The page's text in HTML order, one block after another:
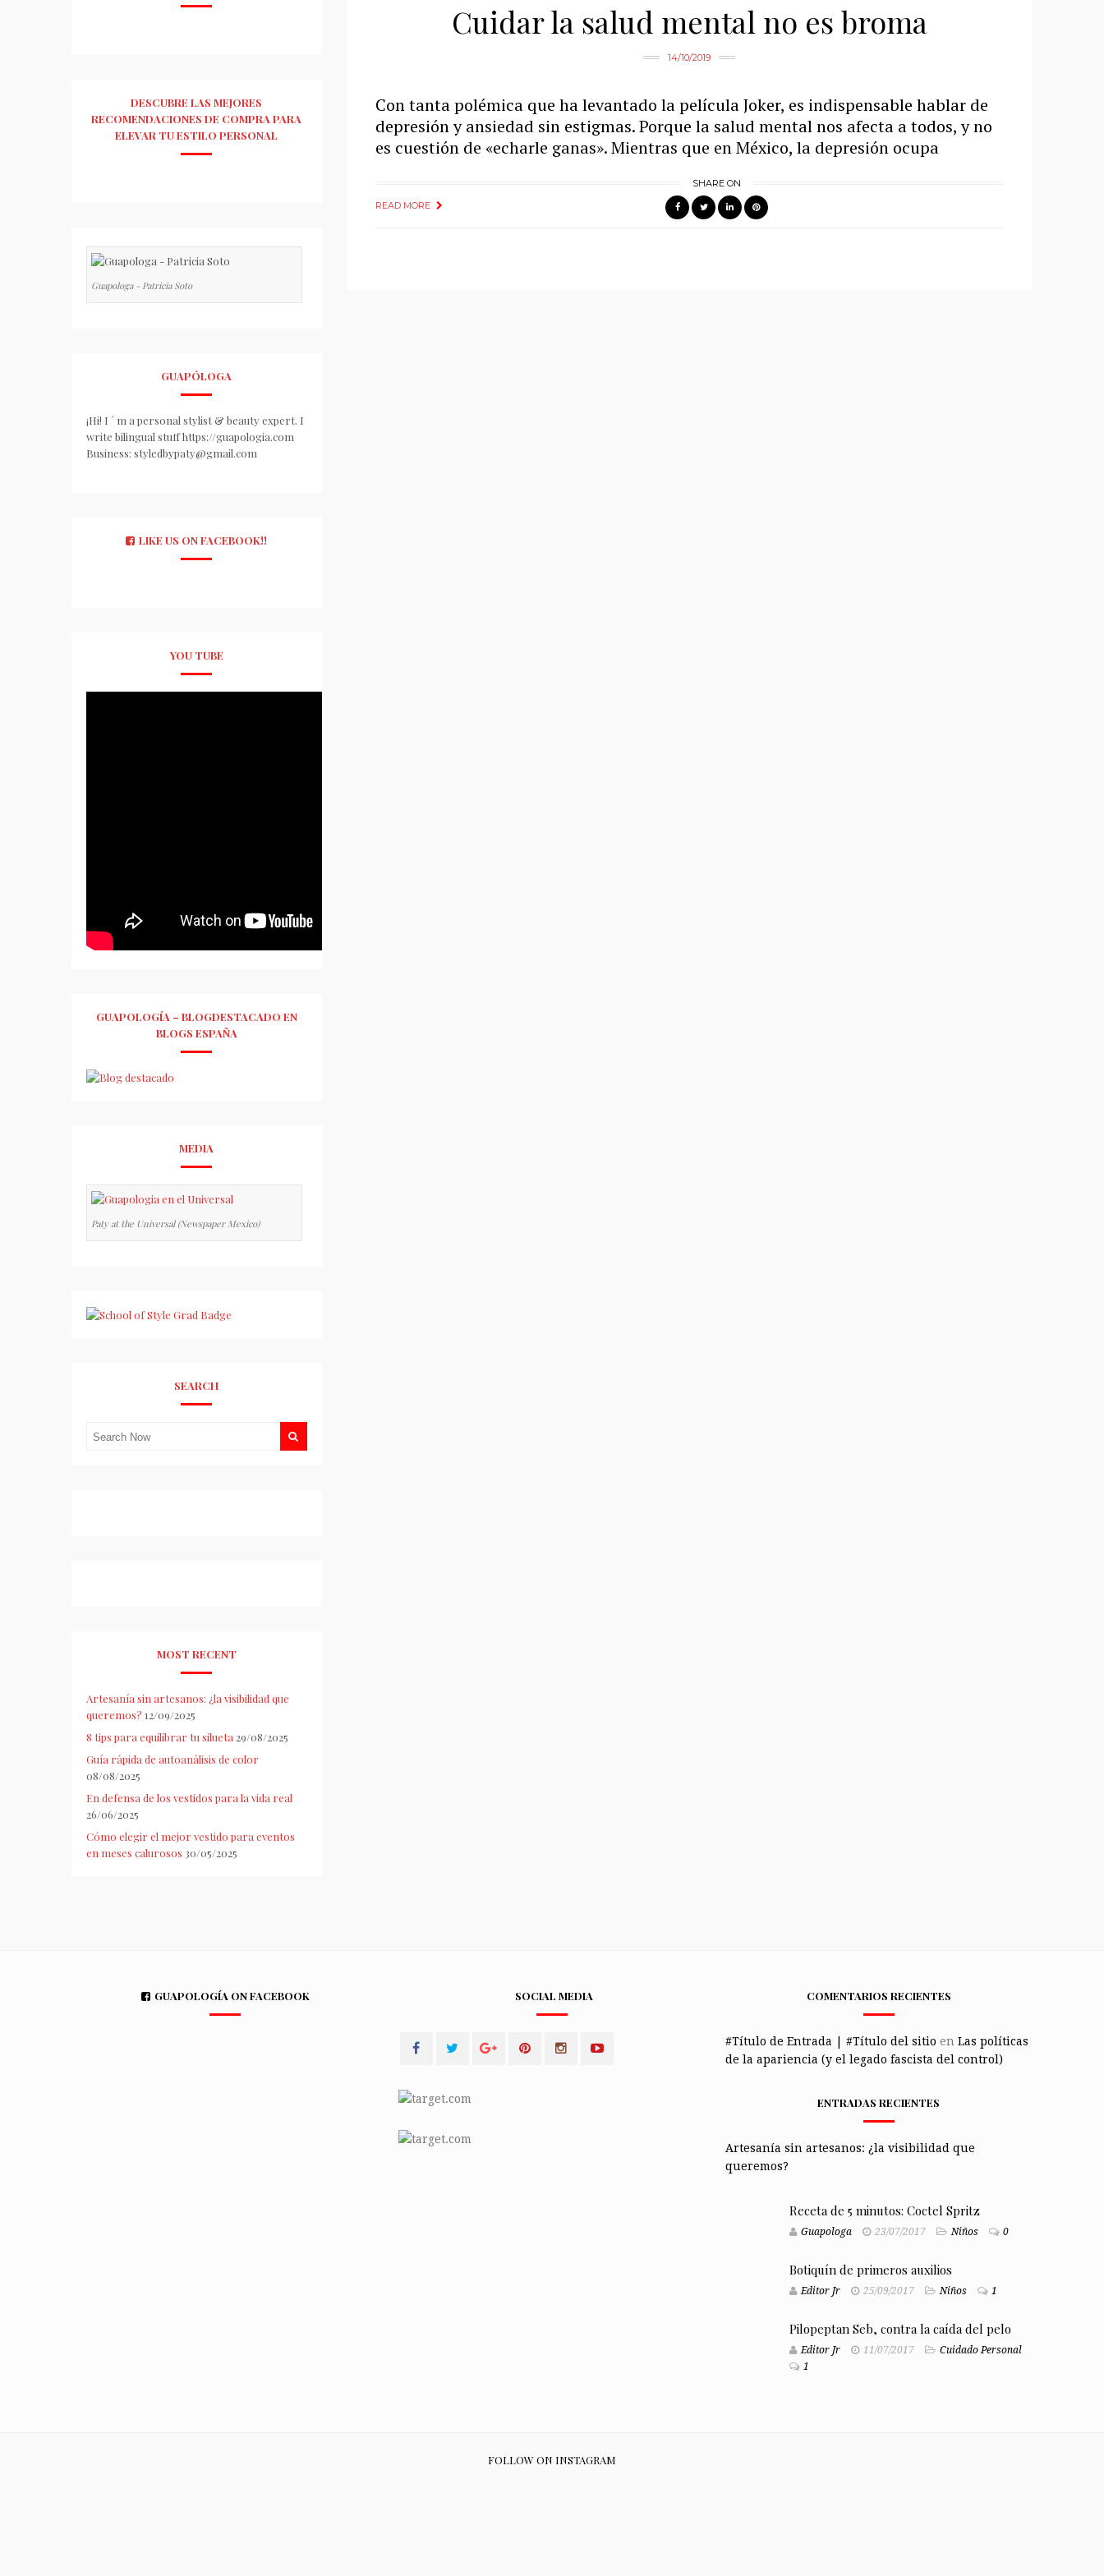
Cuidar la salud mental no es broma
14/10/2019
Con tanta polémica que ha levantado la película Joker, es indispensable hablar de
depresión y ansiedad sin estigmas. Porque la salud mental nos afecta a todos, y no
es cuestión de «echarle ganas». Mientras que en México, la depresión ocupa
READ MORE
SHARE ON
DESCUBRE LAS MEJORES
RECOMENDACIONES DE COMPRA PARA
ELEVAR TU ESTILO PERSONAL
Guapologa - Patricia Soto
GUAPÓLOGA
¡Hi! I ´ m a personal stylist & beauty expert. I
write bilingual stuff https://guapologia.com
Business: styledbypaty@gmail.com
LIKE US ON FACEBOOK!!
YOU TUBE
GUAPOLOGÍA – BLOGDESTACADO EN
BLOGS ESPAÑA
MEDIA
Paty at the Universal (Newspaper Mexico)
SEARCH
MOST RECENT
Artesanía sin artesanos: ¿la visibilidad que
queremos? 12/09/2025
8 tips para equilibrar tu silueta 29/08/2025
Guía rápida de autoanálisis de color
08/08/2025
En defensa de los vestidos para la vida real
26/06/2025
Cómo elegir el mejor vestido para eventos
en meses calurosos 30/05/2025
GUAPOLOGÍA ON FACEBOOK SOCIAL MEDIA COMENTARIOS RECIENTES
#Título de Entrada | #Título del sitio en Las políticas
de la apariencia (y el legado fascista del control)
ENTRADAS RECIENTES
Artesanía sin artesanos: ¿la visibilidad que
queremos?
Receta de 5 minutos: Coctel Spritz
Guapologa 23/07/2017 Niños 0
Botiquín de primeros auxilios
Editor Jr 25/09/2017 Niños 1
Pilopeptan Seb, contra la caída del pelo
Editor Jr 11/07/2017
Cuidado Personal
1
FOLLOW ON INSTAGRAM